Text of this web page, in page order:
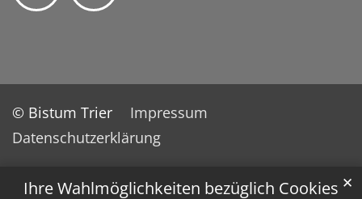
Ihre Wahlmöglichkeiten bezüglich Cookies ✕
© Bistum Trier
Impressum
Datenschutzerklärung